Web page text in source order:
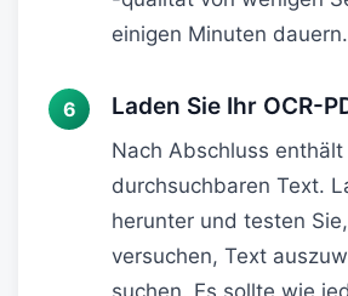
einigen Minuten dauern.
Laden Sie Ihr OCR-
Nach Abschluss enthält
durchsuchbaren Text.
herunter und testen
versuchen, Text
suchen. Es sollte wie